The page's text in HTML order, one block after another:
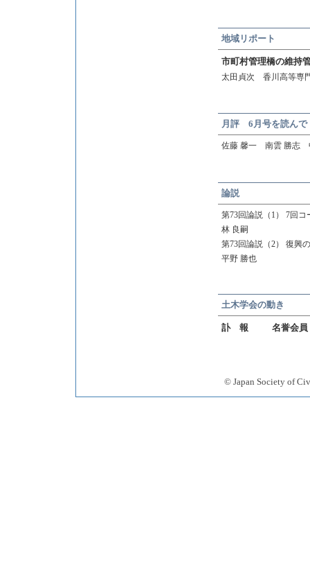
地域リポート
市町村管理橋の維持
太田貞次 香川高等専
月評 6月号を読んで
佐藤 馨一 南雲 勝志
論説
第73回論説（1） 7回
林 良嗣
第73回論説（2） 復興
平野 勝也
土木学会の動き
訃 報 名誉会
© Japan Society of